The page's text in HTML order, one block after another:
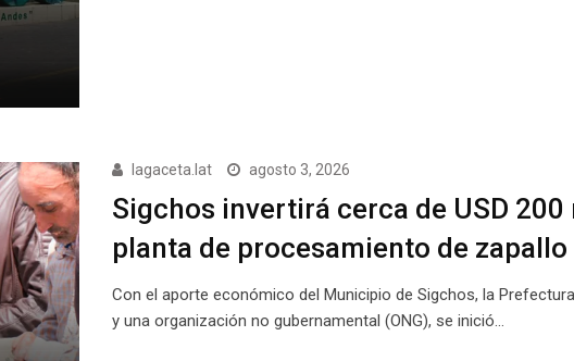
lagaceta.lat agosto 3, 2026
Sigchos invertirá cerca de USD 200
planta de procesamiento de zapallo
Con el aporte económico del Municipio de Sigchos, la
y una organización no gubernamental (ONG), se inició…